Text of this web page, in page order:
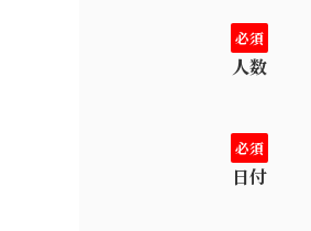
必須
人数
必須
日付